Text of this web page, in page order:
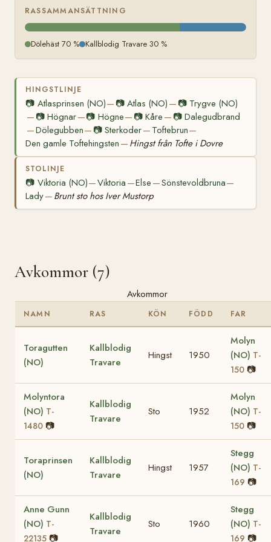
RASSAMMANSÄTTNING
Dölehäst 70 % Kallblodig Travare 30 %
HINGSTLINJE
📷 Atlasprinsen (NO)— 📷Atlas (NO) — 📷 Trygve (NO)
— 📷Högnar—📷 Högne— 📷Kåre — 📷 Dalegudbrand
—Dölegubben— 📷Sterkoder— Toftebrun—
Den gamle Toftehingsten — Hingst från Tofte i Dovre
STOLINJE
📷 Viktoria (NO)—Viktoria —Else —Sönstevoldbruna—
Lady— Brunt sto hos Iver Mustorp
Avkommor (7)
Avkommor
NAMN RAS KÖN FÖDD FAR
Toragutten
(NO)
Kallblodig
Travare
Hingst 1950
Molyn
(NO) T-
150 📷
Molyntora
(NO) T-
1480 📷
Kallblodig
Travare
Sto 1952
Molyn
(NO) T-
150 📷
Toraprinsen
(NO)
Kallblodig
Travare
Hingst 1957
Stegg
(NO) T-
169 📷
Anne Gunn
(NO) T-
22135 📷
Kallblodig
Travare
Sto 1960
Stegg
(NO) T-
169 📷